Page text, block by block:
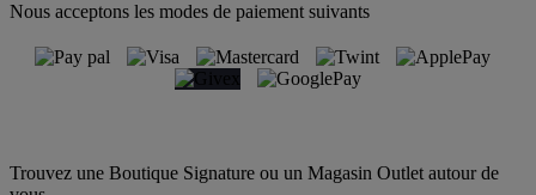
Nous acceptons les modes de paiement suivants
Trouvez une Boutique Signature ou un Magasin Outlet autour de